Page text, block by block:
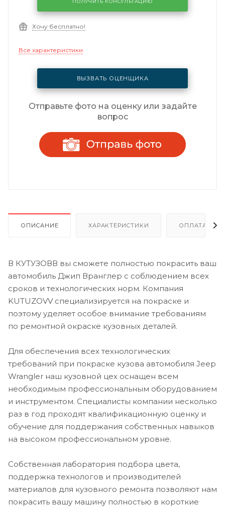
Хочу бесплатно!
Все характеристики
ВЫЗВАТЬ ОЦЕНЩИКА
Отправьте фото на оценку или задайте
вопрос
ОПИСАНИЕ ХАРАКТЕРИСТИКИ ОПЛАТА И
В КУТУЗОВВ вы сможете полностью покрасить ваш
автомобиль Джип Вранглер с соблюдением всех
сроков и технологических норм. Компания
KUTUZOVV специализируется на покраске и
поэтому уделяет особое внимание требованиям
по ремонтной окраске кузовных деталей.
Для обеспечения всех технологических
требований при покраске кузова автомобиля Jeep
Wrangler наш кузовной цех оснащен всем
необходимым профессиональным оборудованием
и инструментом. Специалисты компании несколько
раз в год проходят квалификационную оценку и
обучение для поддержания собственных навыков
на высоком профессиональном уровне.
Собственная лаборатория подбора цвета,
поддержка технологов и производителей
материалов для кузовного ремонта позволяют нам
покрасить вашу машину полностью в короткие